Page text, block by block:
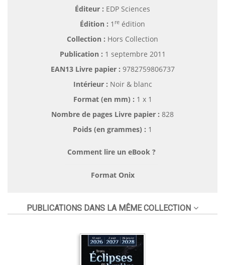
Éditeur : EDP Sciences
Édition : 1 re édition
Collection : Hors Collection
Publication : 1 septembre 2011
EAN13 Livre papier : 9782759806737
Intérieur : Noir & blanc
Format (en mm) : 1 x 1
Nombre de pages Livre papier : 828
Poids (en grammes) : 1
Comment lire un eBook ?
Format Onix
PUBLICATIONS DANS LA MÊME COLLECTION